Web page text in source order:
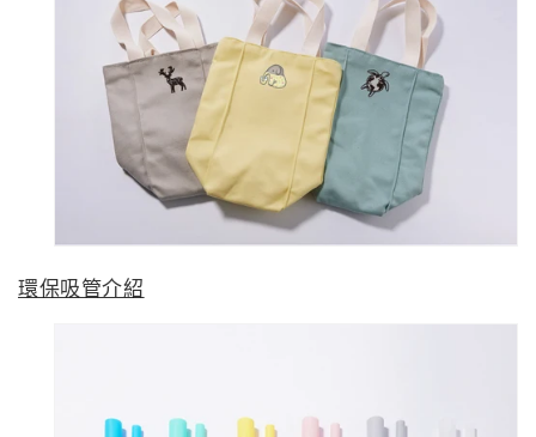
環保吸管介紹